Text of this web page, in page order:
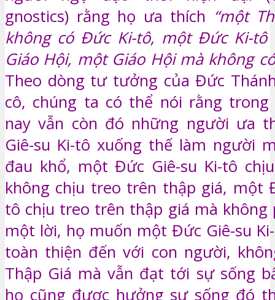
gnostics) rằng họ ưa thích “một
không có Đức Ki-tô, một Đức Ki-tô
Giáo Hội, một Giáo Hội mà không
Theo dòng tư tưởng của Đức
cô, chúng ta có thể nói rằng
nay vẫn còn đó những người ưa
Giê-su Ki-tô xuống thế làm người
đau khổ, một Đức Giê-su Ki-tô
không chịu treo trên thập giá, một
tô chịu treo trên thập giá mà không
một lời, họ muốn một Đức Giê-su
toàn thiện đến với con người,
Thập Giá mà vẫn đạt tới sự sống
họ cũng được hưởng sự sống đó